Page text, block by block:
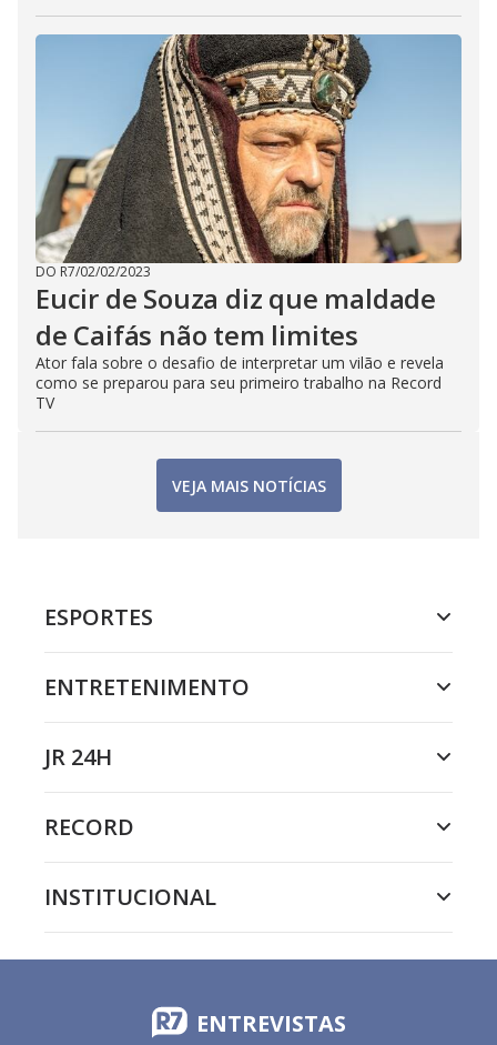
DO R7/02/02/2023
Eucir de Souza diz que maldade
de Caifás não tem limites
Ator fala sobre o desafio de interpretar um vilão e revela
como se preparou para seu primeiro trabalho na Record
TV
VEJA MAIS NOTÍCIAS
ESPORTES
ENTRETENIMENTO
JR 24H
RECORD
INSTITUCIONAL
ENTREVISTAS